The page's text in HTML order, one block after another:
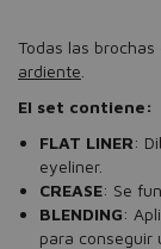
Todas las
ardiente
El set contiene:
FLAT LINER:
eyeliner.
CREASE: Se
BLENDING:
para conseguir